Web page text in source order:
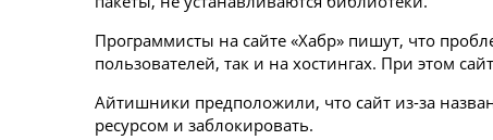
Программисты на сайте «Хабр» пишут, что
пользователей, так и на хостингах. При этом
Айтишники предположили, что сайт из-за
ресурсом и заблокировать.